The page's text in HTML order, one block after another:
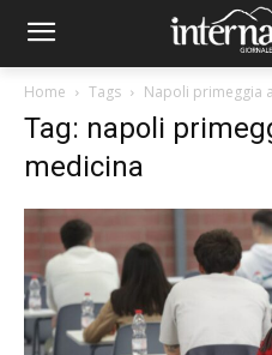
Home Tags Napoli primeggia
Tag: napoli
medicina